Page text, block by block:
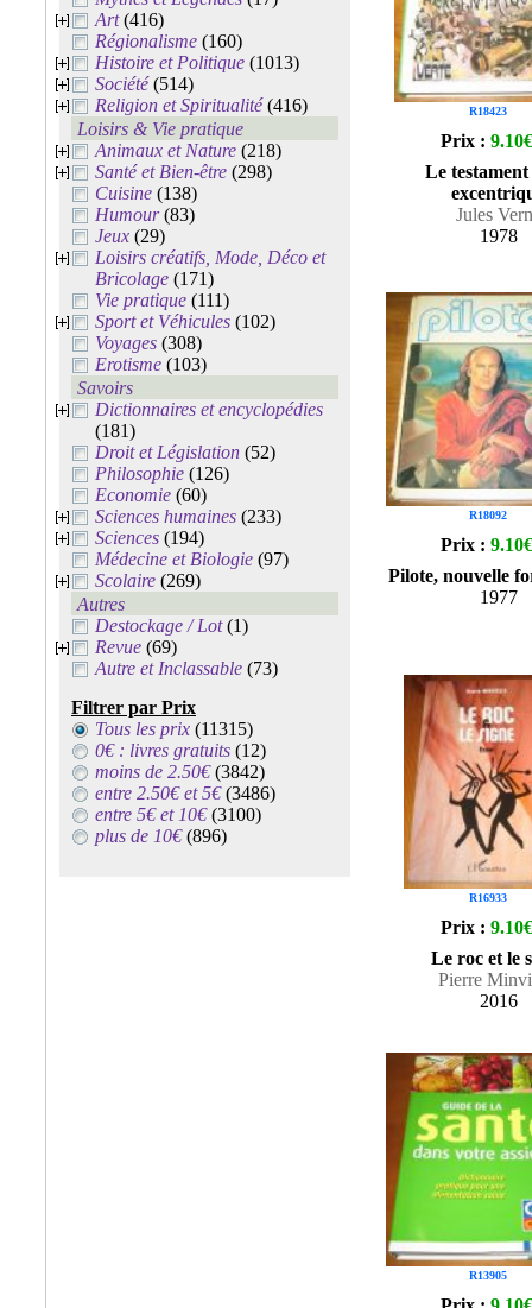
Art(416)
Régionalisme (160)
Histoire et Politique (1013)
Société(514)
Religion et Spiritualité(416)
Loisirs & Vie pratique
Animaux et Nature (218)
Santé et Bien-être (298)
Cuisine (138)
Humour(83)
Jeux (29)
Loisirs créatifs, Mode, Déco et
Bricolage (171)
Vie pratique (111)
Sport et Véhicules (102)
Voyages (308)
Erotisme (103)
Savoirs
Dictionnaires et encyclopédies
(181)
Droit et Législation (52)
Philosophie (126)
Economie (60)
Sciences humaines (233)
Sciences (194)
Médecine et Biologie (97)
Scolaire (269)
Autres
Destockage / Lot(1)
Revue (69)
Autre et Inclassable (73)
Filtrer par Prix
Tous les prix (11315)
0€ : livres gratuits (12)
moins de 2.50€(3842)
entre 2.50€ et 5€(3486)
entre 5€ et 10€(3100)
plus de 10€(896)
R18423
Prix : 9.10€
Le testament
Jules
1978
R18092
Prix : 9.10€
Pilote, nouvelle
1977
R16933
Prix : 9.10€
Le roc et le
Pierre
2016
R13905